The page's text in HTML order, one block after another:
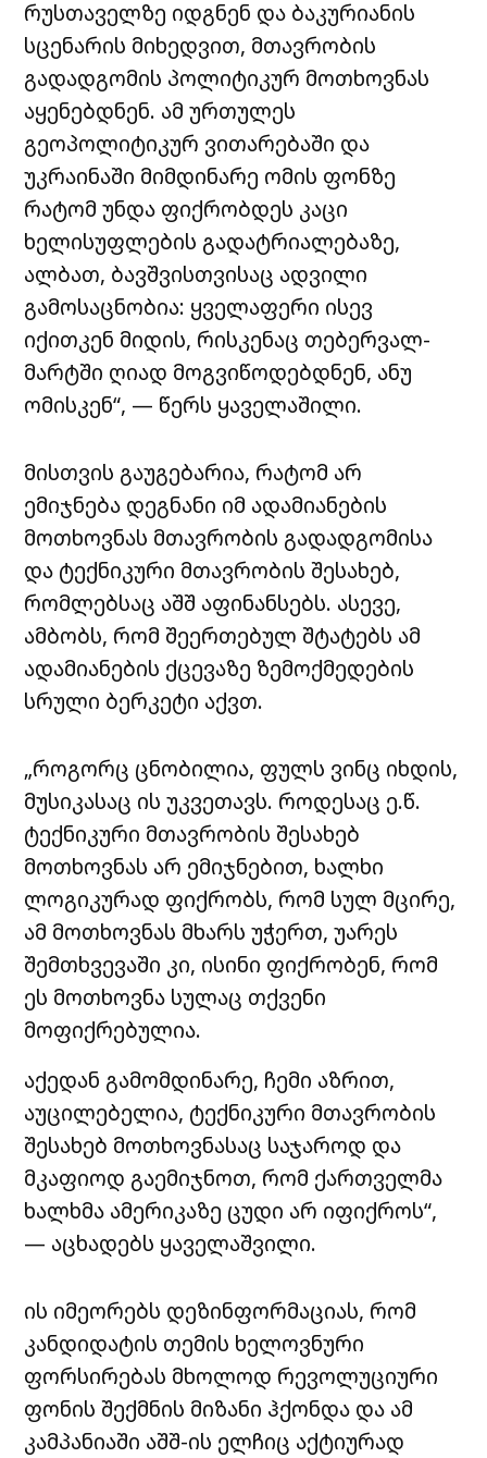
რუსთაველზე იდგნენ და ბაკურიანის
სცენარის მიხედვით, მთავრობის
გადადგომის პოლიტიკურ მოთხოვნას
აყენებდნენ. ამ ურთულეს
გეოპოლიტიკურ ვითარებაში და
უკრაინაში მიმდინარე ომის ფონზე
რატომ უნდა ფიქრობდეს კაცი
ხელისუფლების გადატრიალებაზე,
ალბათ, ბავშვისთვისაც ადვილი
გამოსაცნობია: ყველაფერი ისევ
იქითკენ მიდის, რისკენაც თებერვალ-
მარტში ღიად მოგვიწოდებდნენ, ანუ
ომისკენ“, — წერს ყაველაშილი.
მისთვის გაუგებარია, რატომ არ
ემიჯნება დეგნანი იმ ადამიანების
მოთხოვნას მთავრობის გადადგომისა
და ტექნიკური მთავრობის შესახებ,
რომლებსაც აშშ აფინანსებს. ასევე,
ამბობს, რომ შეერთებულ შტატებს ამ
ადამიანების ქცევაზე ზემოქმედების
სრული ბერკეტი აქვთ.
„როგორც ცნობილია, ფულს ვინც იხდის,
მუსიკასაც ის უკვეთავს. როდესაც ე.წ.
ტექნიკური მთავრობის შესახებ
მოთხოვნას არ ემიჯნებით, ხალხი
ლოგიკურად ფიქრობს, რომ სულ მცირე,
ამ მოთხოვნას მხარს უჭერთ, უარეს
შემთხვევაში კი, ისინი ფიქრობენ, რომ
ეს მოთხოვნა სულაც თქვენი
მოფიქრებულია.
აქედან გამომდინარე, ჩემი აზრით,
აუცილებელია, ტექნიკური მთავრობის
შესახებ მოთხოვნასაც საჯაროდ და
მკაფიოდ გაემიჯნოთ, რომ ქართველმა
ხალხმა ამერიკაზე ცუდი არ იფიქროს“,
— აცხადებს ყაველაშვილი.
ის იმეორებს დეზინფორმაციას, რომ
კანდიდატის თემის ხელოვნური
ფორსირებას მხოლოდ რევოლუციური
ფონის შექმნის მიზანი ჰქონდა და ამ
კამპანიაში აშშ-ის ელჩიც აქტიურად